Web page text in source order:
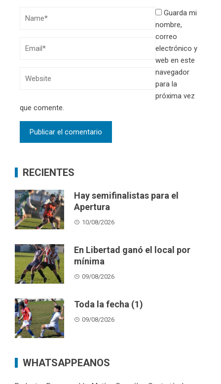
Guarda mi
nombre,
correo
electrónico y
web en este
navegador
para la
próxima vez
que comente.
RECIENTES
Hay semifinalistas para el
Apertura
10/08/2026
En Libertad ganó el local por
mínima
09/08/2026
Toda la fecha (1)
09/08/2026
WHATSAPPEANOS